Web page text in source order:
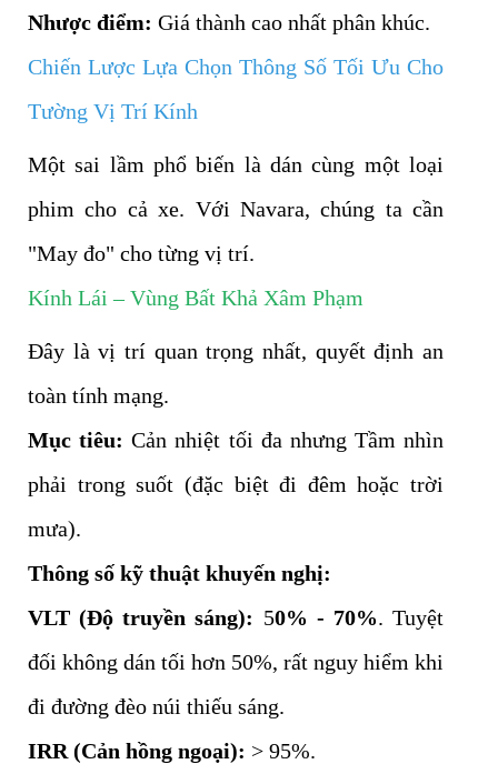
Nhược điểm: Giá thành cao nhất phân khúc.
Chiến Lược Lựa Chọn Thông Số Tối Ưu Cho
Tường Vị Trí Kính
Một sai lầm phổ biến là dán cùng một loại
phim cho cả xe. Với Navara, chúng ta cần
"May đo" cho từng vị trí.
Kính Lái – Vùng Bất Khả Xâm Phạm
Đây là vị trí quan trọng nhất, quyết định an
toàn tính mạng.
Mục tiêu: Cản nhiệt tối đa nhưng Tầm nhìn
phải trong suốt (đặc biệt đi đêm hoặc trời
mưa).
Thông số kỹ thuật khuyến nghị:
VLT (Độ truyền sáng): 50% - 70%. Tuyệt
đối không dán tối hơn 50%, rất nguy hiểm khi
đi đường đèo núi thiếu sáng.
IRR (Cản hồng ngoại): > 95%.